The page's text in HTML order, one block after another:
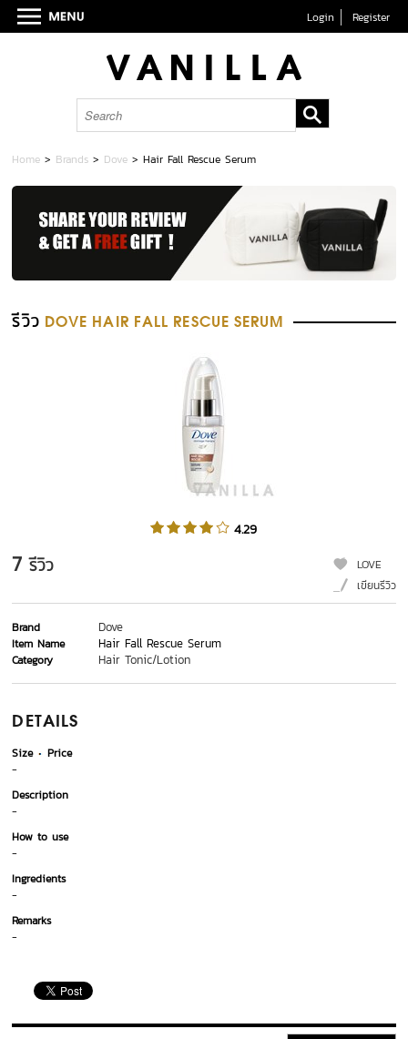
Login Register
Home > Brands > Dove >Hair Fall Rescue Serum
รีวิว DOVE HAIR FALL RESCUE SERUM
4.29
7 รีวิว
LOVE
เขียนรีวิว
Brand Dove
Item Name Hair Fall Rescue Serum
Category Hair Tonic/Lotion
DETAILS
Size
Price
-
Description
-
How to use
-
Ingredients
-
Remarks
-